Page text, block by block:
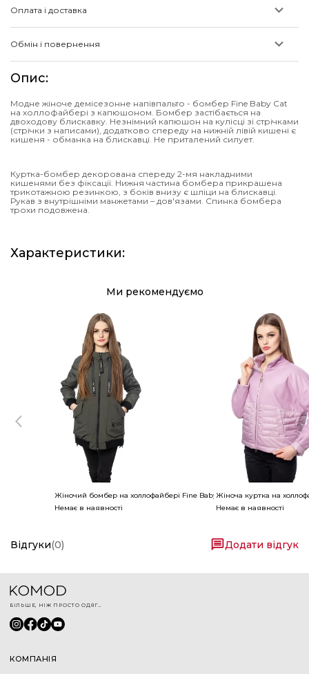
Оплата і доставка
Обмін і повернення
Опис:
Модне жіноче демісезонне напівпальто - бомбер Fine Baby Cat
на холлофайбері з капюшоном. Бомбер застібається на
двоходову блискавку. Незнімний капюшон на кулісці зі стрічками
(стрічки з написами), додатково спереду на нижній лівій кишені є
кишеня - обманка на блискавці. Не приталений силует.
Куртка-бомбер декорована спереду 2-мя накладними
кишенями без фіксації. Нижня частина бомбера прикрашена
трикотажною резинкою, з боків внизу є шліци на блискавці.
Рукав з внутрішніми манжетами – дов'язами. Спинка бомбера
трохи подовжена.
Характеристики:
Ми рекомендуємо
Жіночий бомбер на холлофайбері Fine Baby Cat
Немає в наявності
Жіноча куртка на
Немає в наявності
Відгуки(0) Додати відгук
БІЛЬШЕ, НІЖ ПРОСТО ОДЯГ...
КОМПАНІЯ